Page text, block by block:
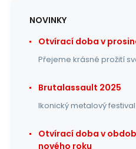
NOVINKY
Otvírací doba v
Přejeme krásné prožití
Brutalassault 2025
Ikonický metalový
Otvírací doba v
nového roku